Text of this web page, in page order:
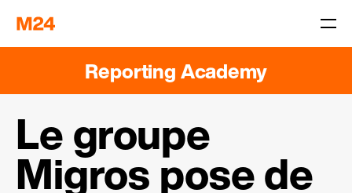
Reporting Academy
Le groupe
Migros pose de